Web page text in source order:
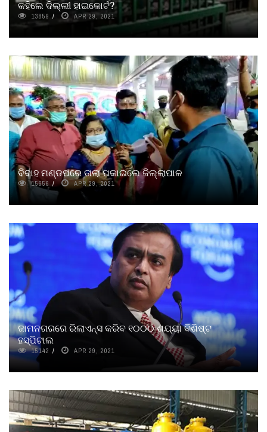
କହିଲେ ଦିଲ୍ଲୀ ହାଇକୋର୍ଟ?
13859 APR 29, 2021
ବିବାହ ମଣ୍ଡପରେ ତାଲା ପକାଇଲେ ଜିଲ୍ଲାପାଳ
15656 APR 29, 2021
ଜାମନଗରରେ ରିଲାଏନ୍ସ କରିବ ୧୦୦୦ ଶଯ୍ୟା ବିଶିଷ୍ଟ
ହସ୍ପିଟାଲ
15142 APR 29, 2021